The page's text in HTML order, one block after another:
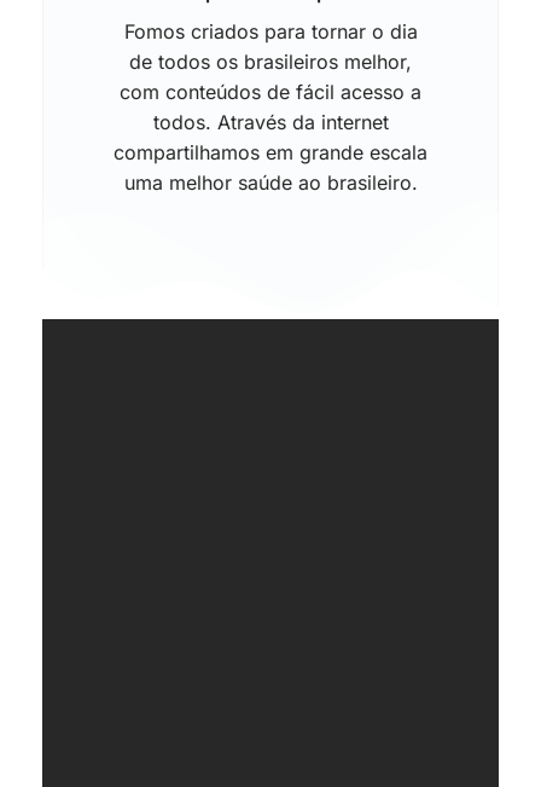
Fomos criados para tornar o dia
de todos os brasileiros melhor,
com conteúdos de fácil acesso a
todos. Através da internet
compartilhamos em grande escala
uma melhor saúde ao brasileiro.